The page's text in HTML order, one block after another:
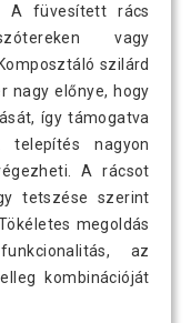
A füvesített rács
vagy
szilárd
nagy előnye, hogy
így támogatva
nagyon
A rácsot
tetszése szerint
megoldás
az
kombinációját